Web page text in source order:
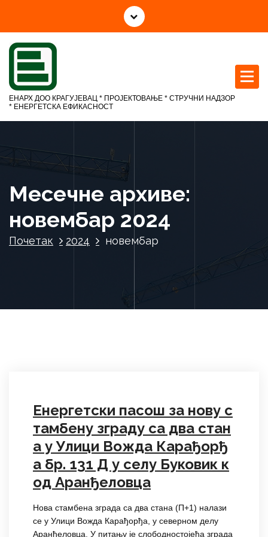
о
а
ЕНАРХ ДОО КРАГУЈЕВАЦ * ПРОЈЕКТОВАЊЕ * СТРУЧНИ НАДЗОР
* ЕНЕРГЕТСКА ЕФИКАСНОСТ
Месечне архиве:
новембар 2024
Почетак 2024 новембар
Енергетски пасош за нову с
тамбену зграду са два стан
а у Улици Вожда Карађорђ
а бр. 131 Д у селу Буковик к
од Аранђеловца
Нова стамбена зграда са два стана (П+1) налази
се у Улици Вожда Карађорђа, у северном делу
Аранђеловца. У питању је слободностојећа зграда